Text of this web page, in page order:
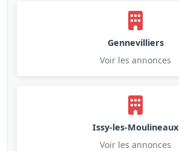
Gennevilliers
Voir les annonces
Issy-les-Moulineaux
Voir les annonces